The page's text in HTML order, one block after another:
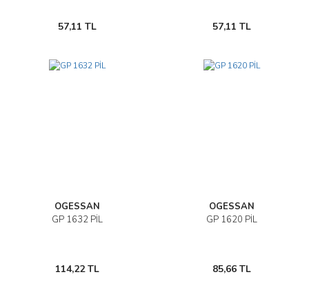
57,11 TL 57,11 TL
OGESSAN
GP 1632 PİL
114,22 TL
OGESSAN
GP 1620 PİL
85,66 TL